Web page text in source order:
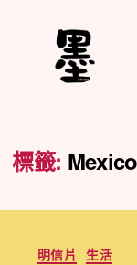
業
紀
標籤: Mexico
分
明信片 生活